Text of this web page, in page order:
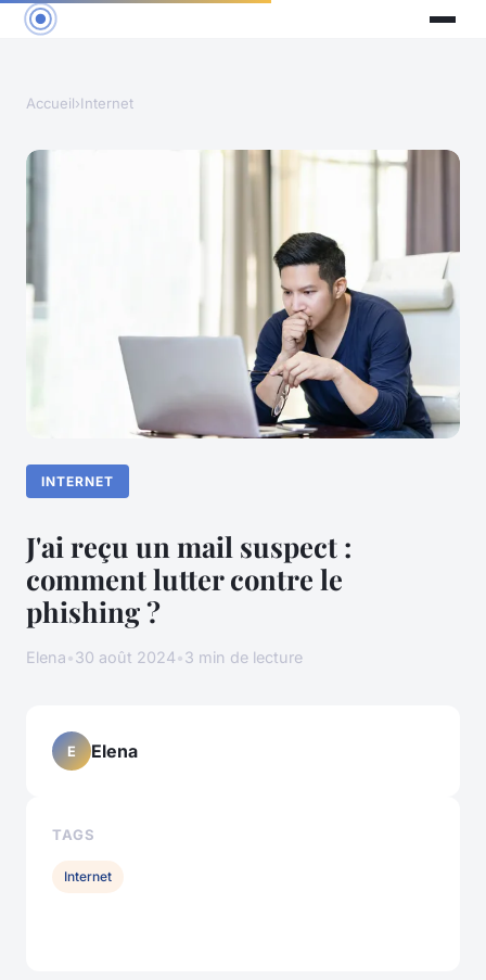
Accueil›Internet
INTERNET
J'ai reçu un mail suspect :
comment lutter contre le
phishing ?
Elena•30 août 2024•3 min de lecture
E Elena
TAGS
Internet